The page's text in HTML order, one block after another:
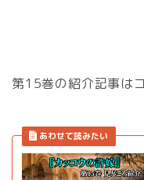
第15巻の紹介記事は